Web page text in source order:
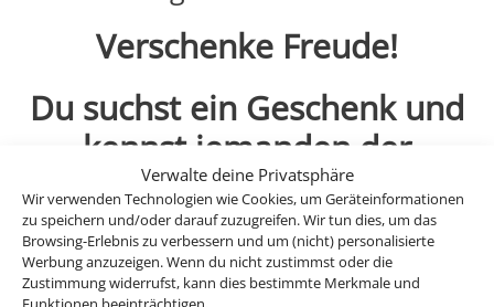
Verwalte deine Privatsphäre
Wir verwenden Technologien wie Cookies, um Geräteinformationen
zu speichern und/oder darauf zuzugreifen. Wir tun dies, um das
Browsing-Erlebnis zu verbessern und um (nicht) personalisierte
Werbung anzuzeigen. Wenn du nicht zustimmst oder die
Zustimmung widerrufst, kann dies bestimmte Merkmale und
Funktionen beeinträchtigen.
Verschenke Freude!
Du suchst ein Geschenk und
kennst jemanden der
renoviert oder baut und eine
passende Beleuchtung
braucht?